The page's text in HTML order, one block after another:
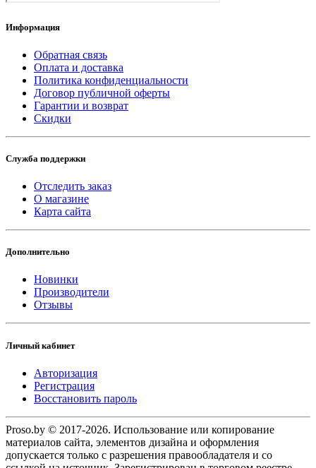
Информация
Обратная связь
Оплата и доставка
Политика конфиденциальности
Договор публичной оферты
Гарантии и возврат
Скидки
Служба поддержки
Отследить заказ
О магазине
Карта сайта
Дополнительно
Новинки
Производители
Отзывы
Личный кабинет
Авторизация
Регистрация
Восстановить пароль
Proso.by © 2017-2026. Использование или копирование
материалов сайта, элементов дизайна и оформления
допускается только с разрешения правообладателя и со